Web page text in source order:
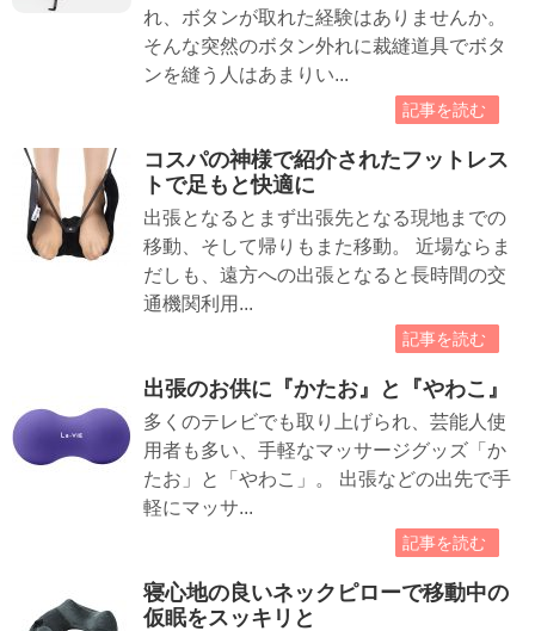
れ、ボタンが取れた経験はありませんか。
そんな突然のボタン外れに裁縫道具でボタ
ンを縫う人はあまりい...
記事を読む
コスパの神様で紹介されたフットレス
トで足もと快適に
出張となるとまず出張先となる現地までの
移動、そして帰りもまた移動。 近場ならま
だしも、遠方への出張となると長時間の交
通機関利用...
記事を読む
出張のお供に『かたお』と『やわこ』
多くのテレビでも取り上げられ、芸能人使
用者も多い、手軽なマッサージグッズ「か
たお」と「やわこ」。 出張などの出先で手
軽にマッサ...
記事を読む
寝心地の良いネックピローで移動中の
仮眠をスッキリと